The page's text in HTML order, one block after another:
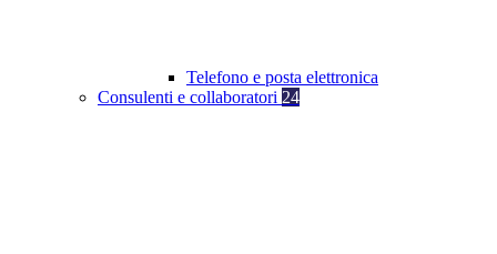
Telefono e posta elettronica
Consulenti e collaboratori 24